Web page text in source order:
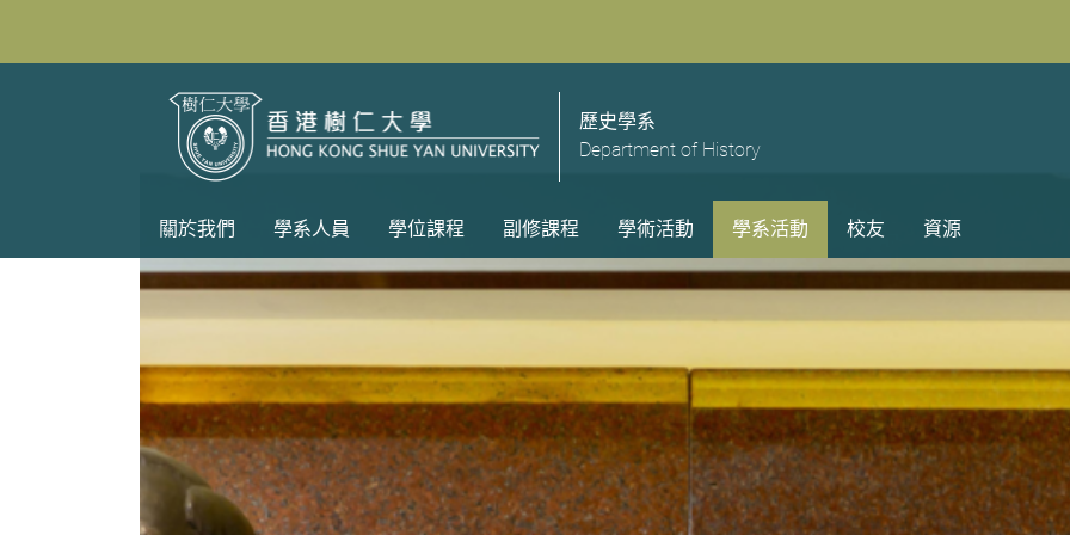
歷史學系
Department of History
關於我們 學系人員 學位課程 副修課程 學術活動 學系活動 校友 資源